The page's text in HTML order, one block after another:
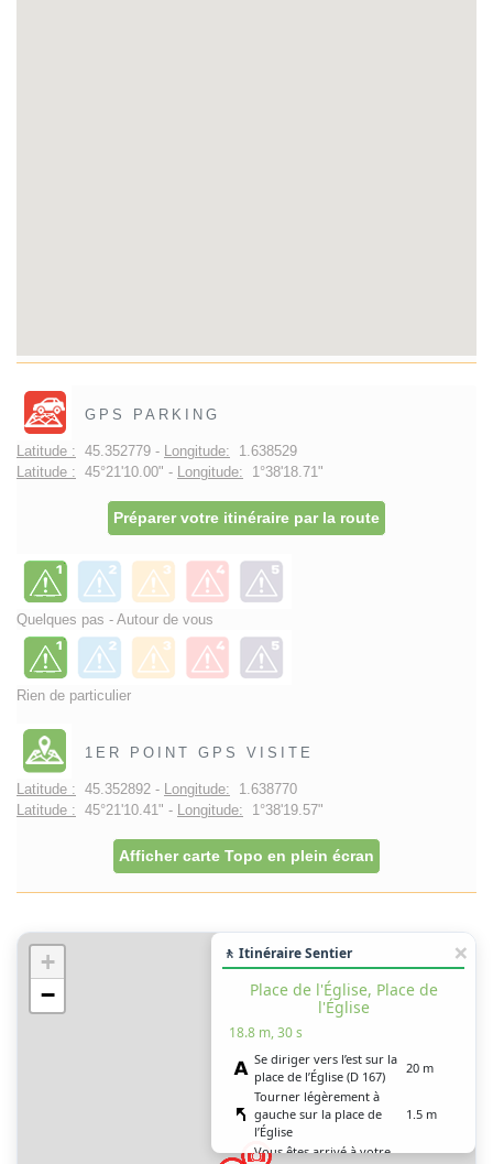
GPS PARKING
Latitude : 45.352779 - Longitude: 1.638529
Latitude : 45°21'10.00" - Longitude: 1°38'18.71"
Préparer votre itinéraire par la route
Quelques pas - Autour de vous
Rien de particulier
1ER POINT GPS VISITE
Latitude : 45.352892 - Longitude: 1.638770
Latitude : 45°21'10.41" - Longitude: 1°38'19.57"
Afficher carte Topo en plein écran
+
−
🚶 Itinéraire Sentier
Place de l'Église, Place de
l'Église
18.8 m, 30 s
Se diriger vers l’est sur la
place de l’Église (D 167)
20 m
Tourner légèrement à
gauche sur la place de
l’Église
1.5 m
Vous êtes arrivé à votre